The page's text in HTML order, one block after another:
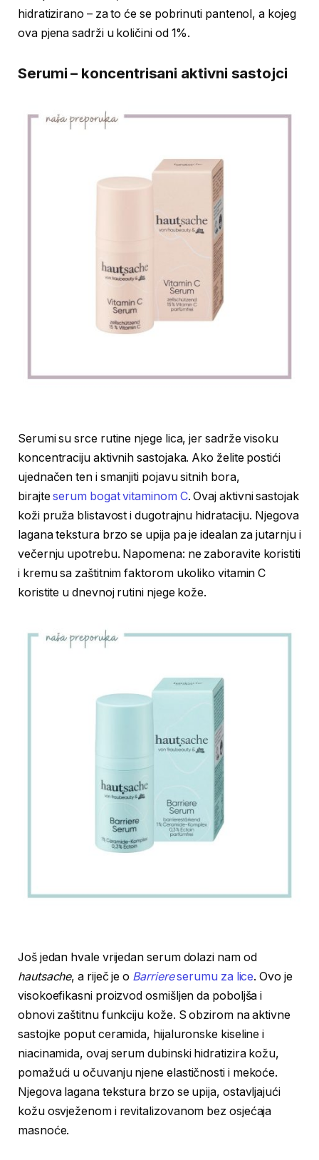
hidratizirano – za to će se pobrinuti pantenol, a kojeg
ova pjena sadrži u količini od 1%.
Serumi – koncentrisani aktivni sastojci
Serumi su srce rutine njege lica, jer sadrže visoku
koncentraciju aktivnih sastojaka. Ako želite postići
ujednačen ten i smanjiti pojavu sitnih bora,
birajte serum bogat vitaminom C. Ovaj aktivni sastojak
koži pruža blistavost i dugotrajnu hidrataciju. Njegova
lagana tekstura brzo se upija pa je idealan za jutarnju i
večernju upotrebu. Napomena: ne zaboravite koristiti
i kremu sa zaštitnim faktorom ukoliko vitamin C
koristite u dnevnoj rutini njege kože.
Još jedan hvale vrijedan serum dolazi nam od
hautsache, a riječ je o Barriereserumu za lice. Ovo je
visokoefikasni proizvod osmišljen da poboljša i
obnovi zaštitnu funkciju kože. S obzirom na aktivne
sastojke poput ceramida, hijaluronske kiseline i
niacinamida, ovaj serum dubinski hidratizira kožu,
pomažući u očuvanju njene elastičnosti i mekoće.
Njegova lagana tekstura brzo se upija, ostavljajući
kožu osvježenom i revitalizovanom bez osjećaja
masnoće.